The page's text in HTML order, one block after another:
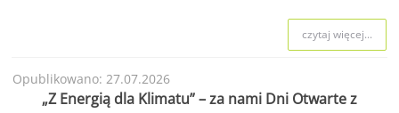
czytaj więcej...
Opublikowano: 27.07.2026
„Z Energią dla Klimatu” – za nami Dni Otwarte z